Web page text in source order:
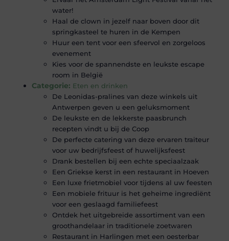
water!
Haal de clown in jezelf naar boven door dit
springkasteel te huren in de Kempen
Huur een tent voor een sfeervol en zorgeloos
evenement
Kies voor de spannendste en leukste escape
room in België
Categorie: Eten en drinken
De Leonidas-pralines van deze winkels uit
Antwerpen geven u een geluksmoment
De leukste en de lekkerste paasbrunch
recepten vindt u bij de Coop
De perfecte catering van deze ervaren traiteur
voor uw bedrijfsfeest of huwelijksfeest
Drank bestellen bij een echte speciaalzaak
Een Griekse kerst in een restaurant in Hoeven
Een luxe frietmobiel voor tijdens al uw feesten
Een mobiele frituur is het geheime ingrediënt
voor een geslaagd familiefeest
Ontdek het uitgebreide assortiment van een
groothandelaar in traditionele zoetwaren
Restaurant in Harlingen met een oesterbar